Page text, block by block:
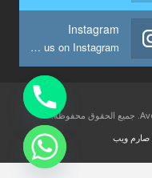
Instagram
Join us on Instagram
صارم ويب